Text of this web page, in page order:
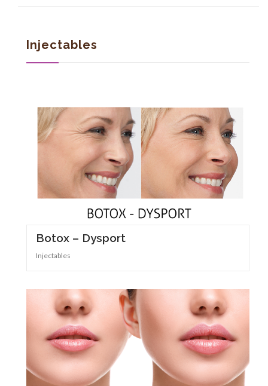
Injectables
Botox – Dysport
Injectables